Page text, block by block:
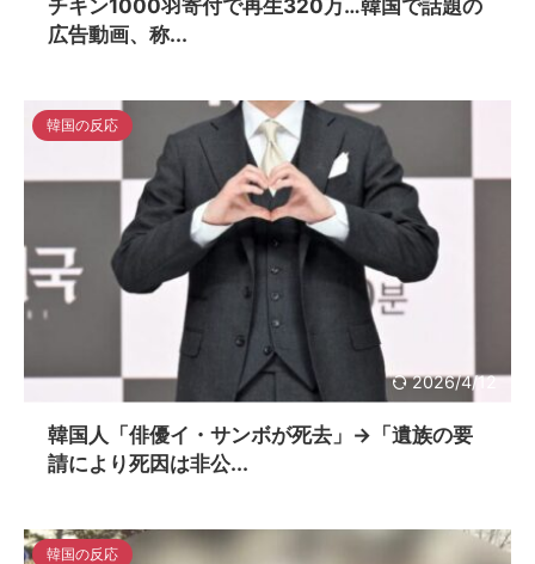
チキン1000羽寄付で再生320万…韓国で話題の
広告動画、称...
2026/4/12
韓国の反応
韓国人「俳優イ・サンボが死去」→「遺族の要
請により死因は非公...
韓国の反応